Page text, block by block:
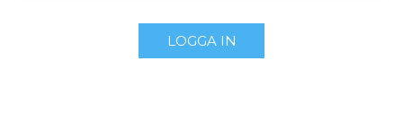
LOGGA IN